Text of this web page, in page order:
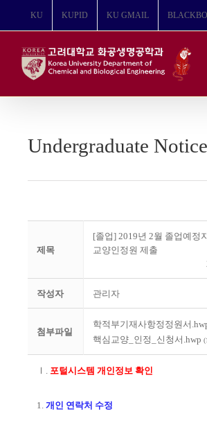
뛰
KU KUPID KU GMAIL
Undergraduate Notice
제목
[졸업] 2019년 2월 졸업예정
교양인정원 제출
작성자 관리자
첨부파일
학적부기재사항정정원서
핵심교양_인정_신청서.hwp
Ⅰ . 포털시스템 개인정보 확인
1. 개인 연락처 수정